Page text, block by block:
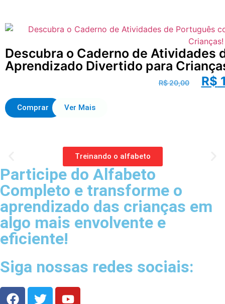
Descubra o Caderno de Atividades
Aprendizado Divertido para
R$20,00 R$
Comprar Ver Mais
Treinando o alfabeto
Participe do Alfabeto
Completo e transforme o
aprendizado das crianças em
algo mais envolvente e
eficiente!
Siga nossas redes sociais: